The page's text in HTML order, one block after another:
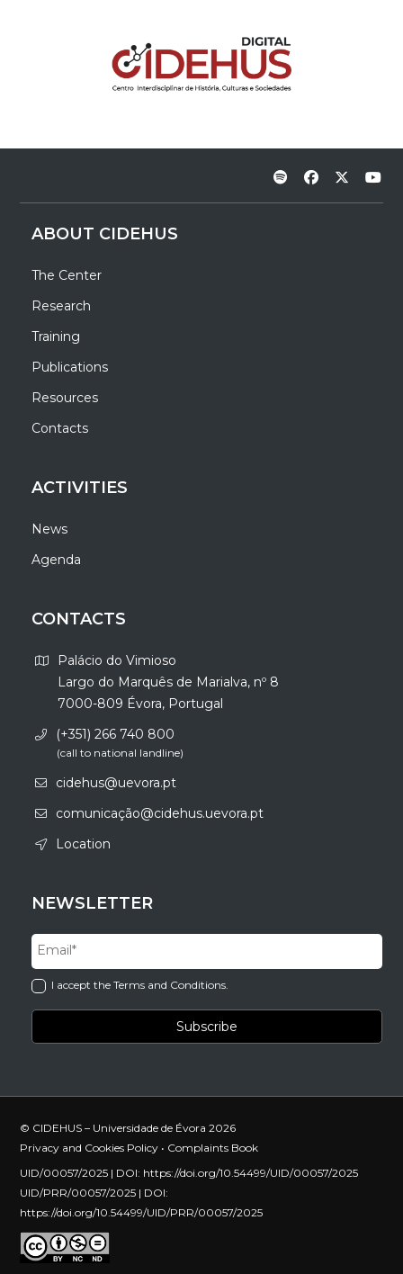
ABOUT CIDEHUS
The Center
Research
Training
Publications
Resources
Contacts
ACTIVITIES
News
Agenda
CONTACTS
Palácio do Vimioso
Largo do Marquês de Marialva, nº 8
7000-809 Évora, Portugal
(+351) 266 740 800
(call to national landline)
cidehus@uevora.pt
comunicação@cidehus.uevora.pt
Location
NEWSLETTER
I accept the Terms and Conditions.
© CIDEHUS – Universidade de Évora 2026
Privacy and Cookies Policy • Complaints Book
UID/00057/2025 | DOI: https://doi.org/10.54499/UID/00057/2025
UID/PRR/00057/2025 | DOI:
https://doi.org/10.54499/UID/PRR/00057/2025